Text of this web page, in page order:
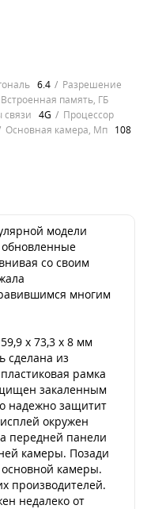
6.4
Разрешение
Встроенная память, ГБ
связи 4G
Процессор
Основная камера, Мп 108
модели
обновленные
со своим
многим
x 73,3 x 8 мм
сделана из
рамка
закаленным
надежно защитит
окружен
передней панели
камеры. Позади
камеры.
производителей.
недалеко от